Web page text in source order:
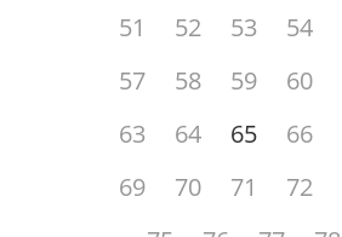
51
52 53 54
57
58 59 60
63
64 65 66
69
70 71 72